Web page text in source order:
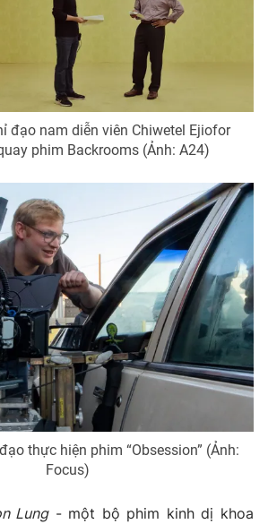
Truyền hình Việt Nam
báo VTV
Thủy
Thị Mỹ Hạnh, Phạm Quốc Thắng,
355 931 - 024.38 355 932
024.66 897 897
7300.7108
đạo nam diễn viên Chiwetel Ejiofor
phim Backrooms (Ảnh: A24)
thực hiện phim “Obsession” (Ảnh:
Focus)
Lung- một bộ phim kinh dị khoa